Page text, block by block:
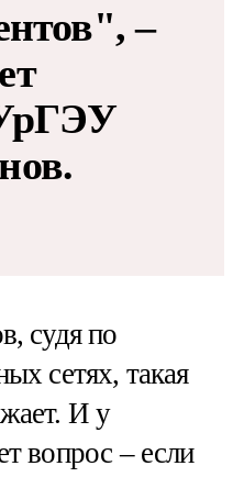
–
судя по
сетях, такая
И у
вопрос – если